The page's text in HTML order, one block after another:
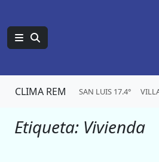
CLIMA REM SAN LUIS 17.4°
Etiqueta: Vivienda